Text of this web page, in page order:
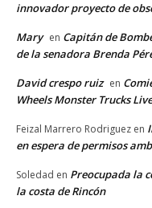
innovador proyecto de
Mary en Capitán de
de la senadora Brenda
David crespo ruiz en
Wheels Monster Trucks
Feizal Marrero Rodriguez en
en espera de permisos
Soledad en Preocupada la
la costa de Rincón